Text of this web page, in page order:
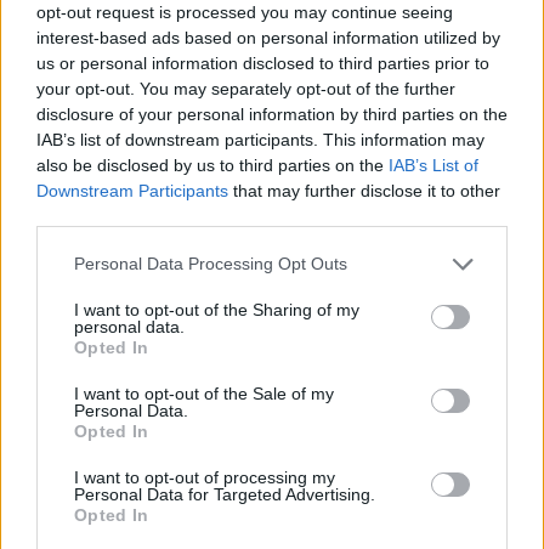
opt-out request is processed you may continue seeing
interest-based ads based on personal information utilized by
us or personal information disclosed to third parties prior to
your opt-out. You may separately opt-out of the further
disclosure of your personal information by third parties on the
IAB’s list of downstream participants. This information may
also be disclosed by us to third parties on the IAB’s List of
Downstream Participants that may further disclose it to other
Please note that this website/app uses one or more Google
not limited to your visit or usage behaviour. You may click to
grant or deny consent to Google and its third-party tags to
use your data for below specified purposes in below Google
consent section.
Personal Data Processing Opt Outs
I want to opt-out of the Sharing of my
personal data.
Opted In
I want to opt-out of the Sale of my
Personal Data.
Opted In
I want to opt-out of processing my
Personal Data for Targeted Advertising.
Opted In
Continua a leggere